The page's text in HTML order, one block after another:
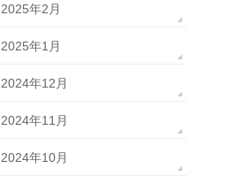
2025年2月
2025年1月
2024年12月
2024年11月
2024年10月